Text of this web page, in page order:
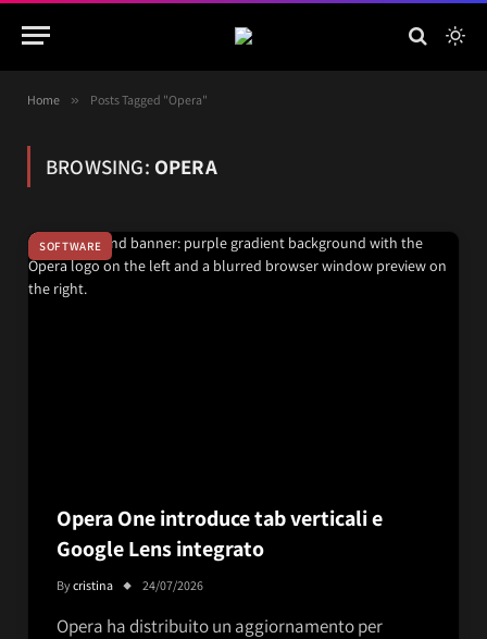
Home » Posts Tagged "Opera"
BROWSING: OPERA
SOFTWARE
Opera One introduce tab verticali e
Google Lens integrato
Bycristina 24/07/2026
Opera ha distribuito un aggiornamento per